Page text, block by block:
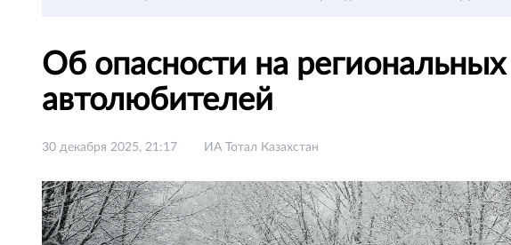
Об опасности на
автолюбителей
30 декабря 2025, 21:17 ИА Тотал Казахстан